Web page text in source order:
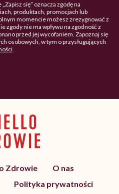
się” oznacza zgodę na
produktach, promocjach lub
momencie możesz zrezygnować z
nie ma wpływu na zgodność z
przed jej wycofaniem. Zapoznaj się
osobowych, w tym o przysługujących
.
Zdrowie
O nas
Polityka prywatności